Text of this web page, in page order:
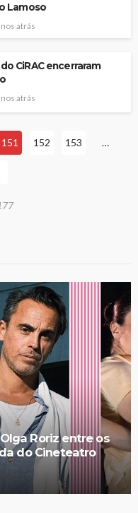
Lamoso
atrás
CiRAC encerraram
atrás
151 152 153 …
Roriz entre os
do Cineteatro